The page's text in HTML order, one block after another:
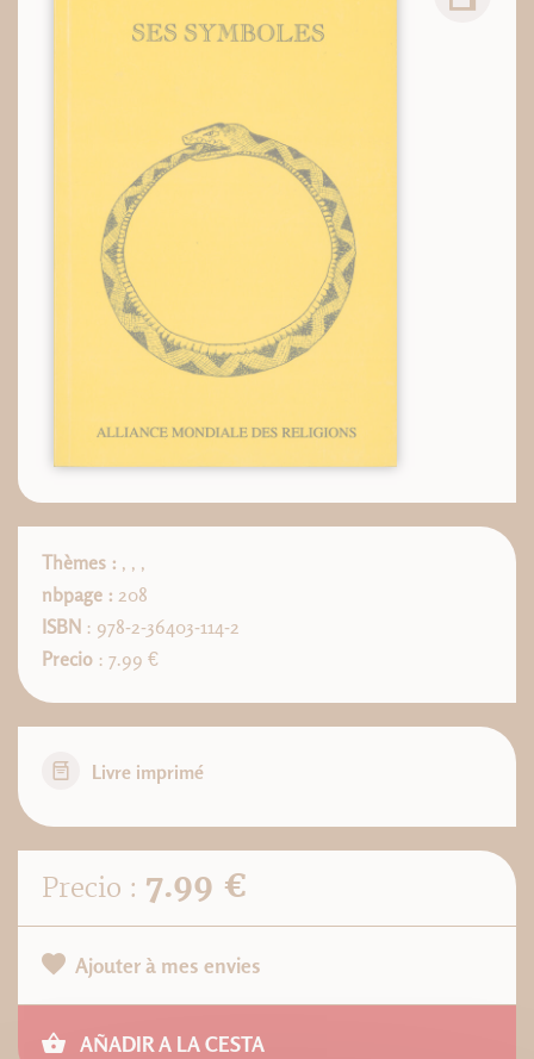
Thèmes : , , ,
nbpage : 208
ISBN : 978-2-36403-114-2
Precio : 7.99 €
Livre imprimé
Precio : 7.99 €
Ajouter à mes envies
AÑADIR A LA CESTA